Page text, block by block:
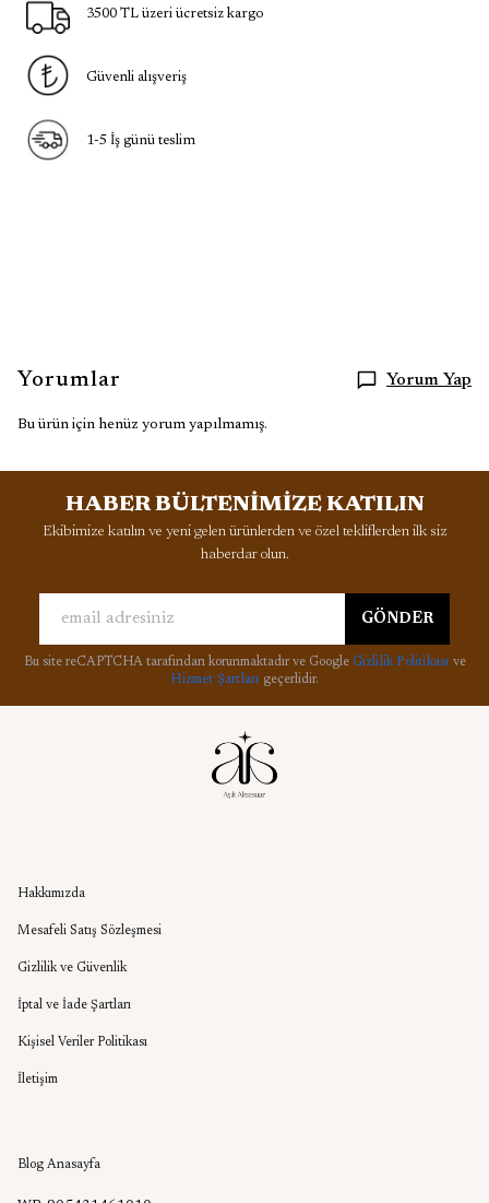
3500 TL üzeri ücretsiz kargo
Güvenli alışveriş
1-5 İş günü teslim
Yorumlar Yorum Yap
Bu ürün için henüz yorum yapılmamış.
HABER BÜLTENİMİZE KATILIN
Ekibimize katılın ve yeni gelen ürünlerden ve özel tekliflerden ilk siz
haberdar olun.
GÖNDER
Bu site reCAPTCHA tarafından korunmaktadır ve Google Gizlilik Politikası ve
Hizmet Şartları geçerlidir.
Hakkımızda
Mesafeli Satış Sözleşmesi
Gizlilik ve Güvenlik
İptal ve İade Şartları
Kişisel Veriler Politikası
İletişim
Blog Anasayfa